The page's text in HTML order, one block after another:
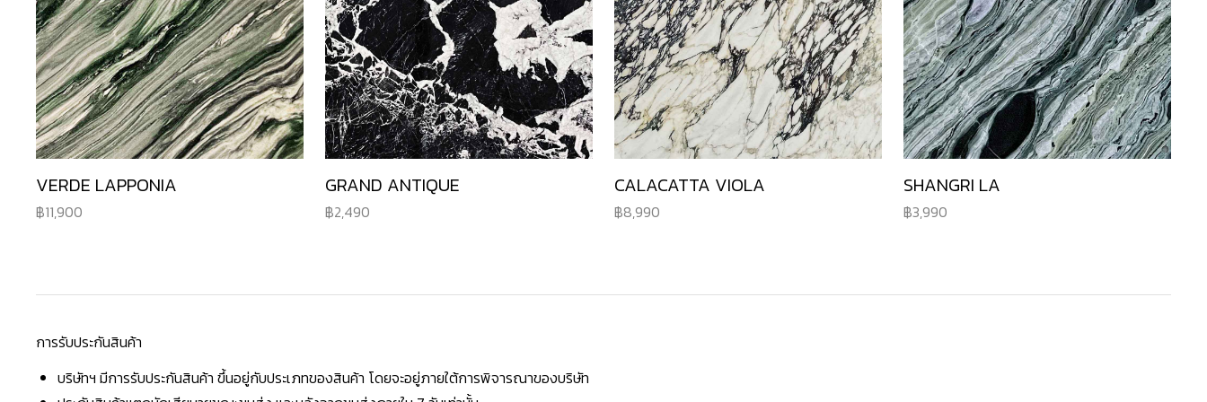
VERDE LAPPONIA
11,900
GRAND ANTIQUE
2,490
CALACATTA VIOLA
8,990
SHANGRI LA
3,990
การรับประกันสินค้า
บริษัทฯ มีการรับประกันสินค้า ขึ้นอยู่กับประเภทของสินค้า โดยจะอยู่ภายใต้การพิจารณาของบริษัท